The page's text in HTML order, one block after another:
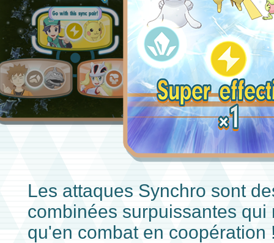
Les attaques Synchro sont
combinées surpuissantes qui
qu'en combat en coopération